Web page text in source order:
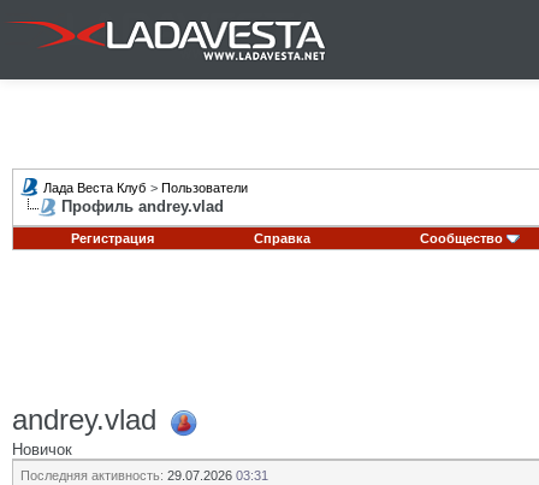
Лада Веста Клуб > Пользователи
Профиль andrey.vlad
Регистрация Справка Сообщество
andrey.vlad
Новичок
Последняя активность: 29.07.2026 03:31